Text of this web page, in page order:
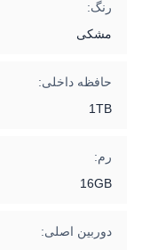
رنگ:
مشکی
حافظه داخلی:
1TB
رم:
16GB
دوربین اصلی: